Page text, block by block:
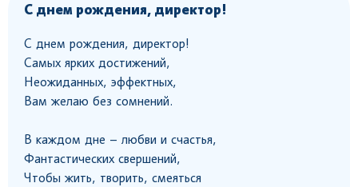
С днем рождения, директор!
С днем рождения, директор!
Самых ярких достижений,
Неожиданных, эффектных,
Вам желаю без сомнений.
В каждом дне – любви и счастья,
Фантастических свершений,
Чтобы жить, творить, смеяться